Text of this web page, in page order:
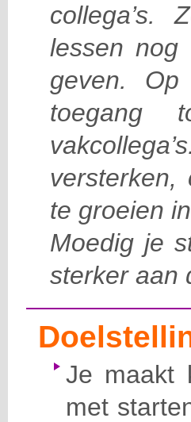
collega’s.
lessen nog
geven.
toegang
te groeien
Moedig je
sterker aan
Je maakt
met